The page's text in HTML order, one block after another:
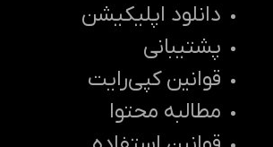
دانلود اپلیکیشن
پشتیبانی
قوانین کپی‌رایت
مطالبه محتوا